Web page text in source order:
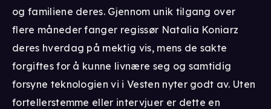
og familiene deres. Gjennom unik tilgang over
flere måneder fanger regissør Natalia Koniarz
deres hverdag på mektig vis, mens de sakte
forgiftes for å kunne livnære seg og samtidig
forsyne teknologien vi i Vesten nyter godt av. Uten
fortellerstemme eller intervjuer er dette en